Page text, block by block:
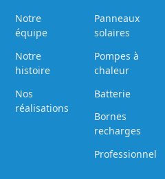
Notre
équipe
Notre
histoire
Nos
réalisations
Panneaux
solaires
Pompes à
chaleur
Batterie
Bornes
recharges
Professionnel